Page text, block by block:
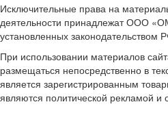
Исключительные права на
деятельности принадлежат ООО
установленных законодательством
При использовании материалов
размещаться непосредственно в
является зарегистрированным
являются политической рекламой и